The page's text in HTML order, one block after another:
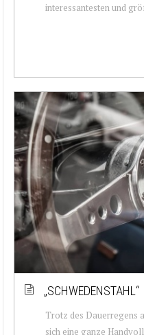
interessantesten und
„SCHWEDENSTAHL“
Trotz des Dauerregens
sich eine ganze